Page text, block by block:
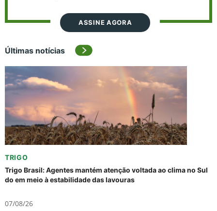
ASSINE AGORA
Últimas notícias
TRIGO
Trigo Brasil: Agentes mantém atenção voltada ao clima no Sul
do em meio à estabilidade das lavouras
07/08/26